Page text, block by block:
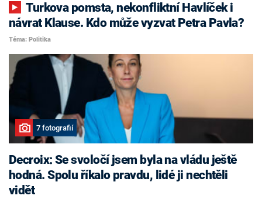
Turkova pomsta, nekonfliktní Havlíček i
návrat Klause. Kdo může vyzvat Petra Pavla?
Téma: Politika
7 fotografií
Decroix: Se svoločí jsem byla na vládu ještě
hodná. Spolu říkalo pravdu, lidé ji nechtěli
vidět